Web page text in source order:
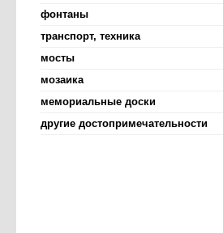
фонтаны
транспорт, техника
мосты
мозаика
мемориальные доски
другие достопримечательности